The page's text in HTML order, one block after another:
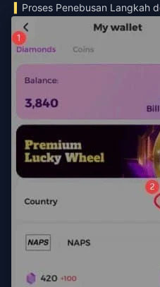
Proses Penebusan Langkah